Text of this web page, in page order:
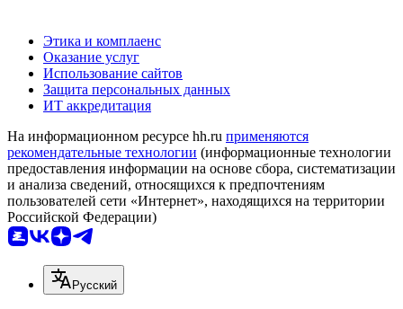
Этика и комплаенс
Оказание услуг
Использование сайтов
Защита персональных данных
ИТ аккредитация
На информационном ресурсе hh.ru применяются
рекомендательные технологии (информационные технологии
предоставления информации на основе сбора, систематизации
и анализа сведений, относящихся к предпочтениям
пользователей сети «Интернет», находящихся на территории
Российской Федерации)
Русский